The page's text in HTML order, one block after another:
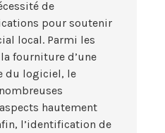
de
pour soutenir
local. Parmi les
fourniture d’une
du logiciel, le
hautement
l’identification de